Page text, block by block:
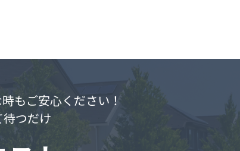
もご安心ください！
つだけ